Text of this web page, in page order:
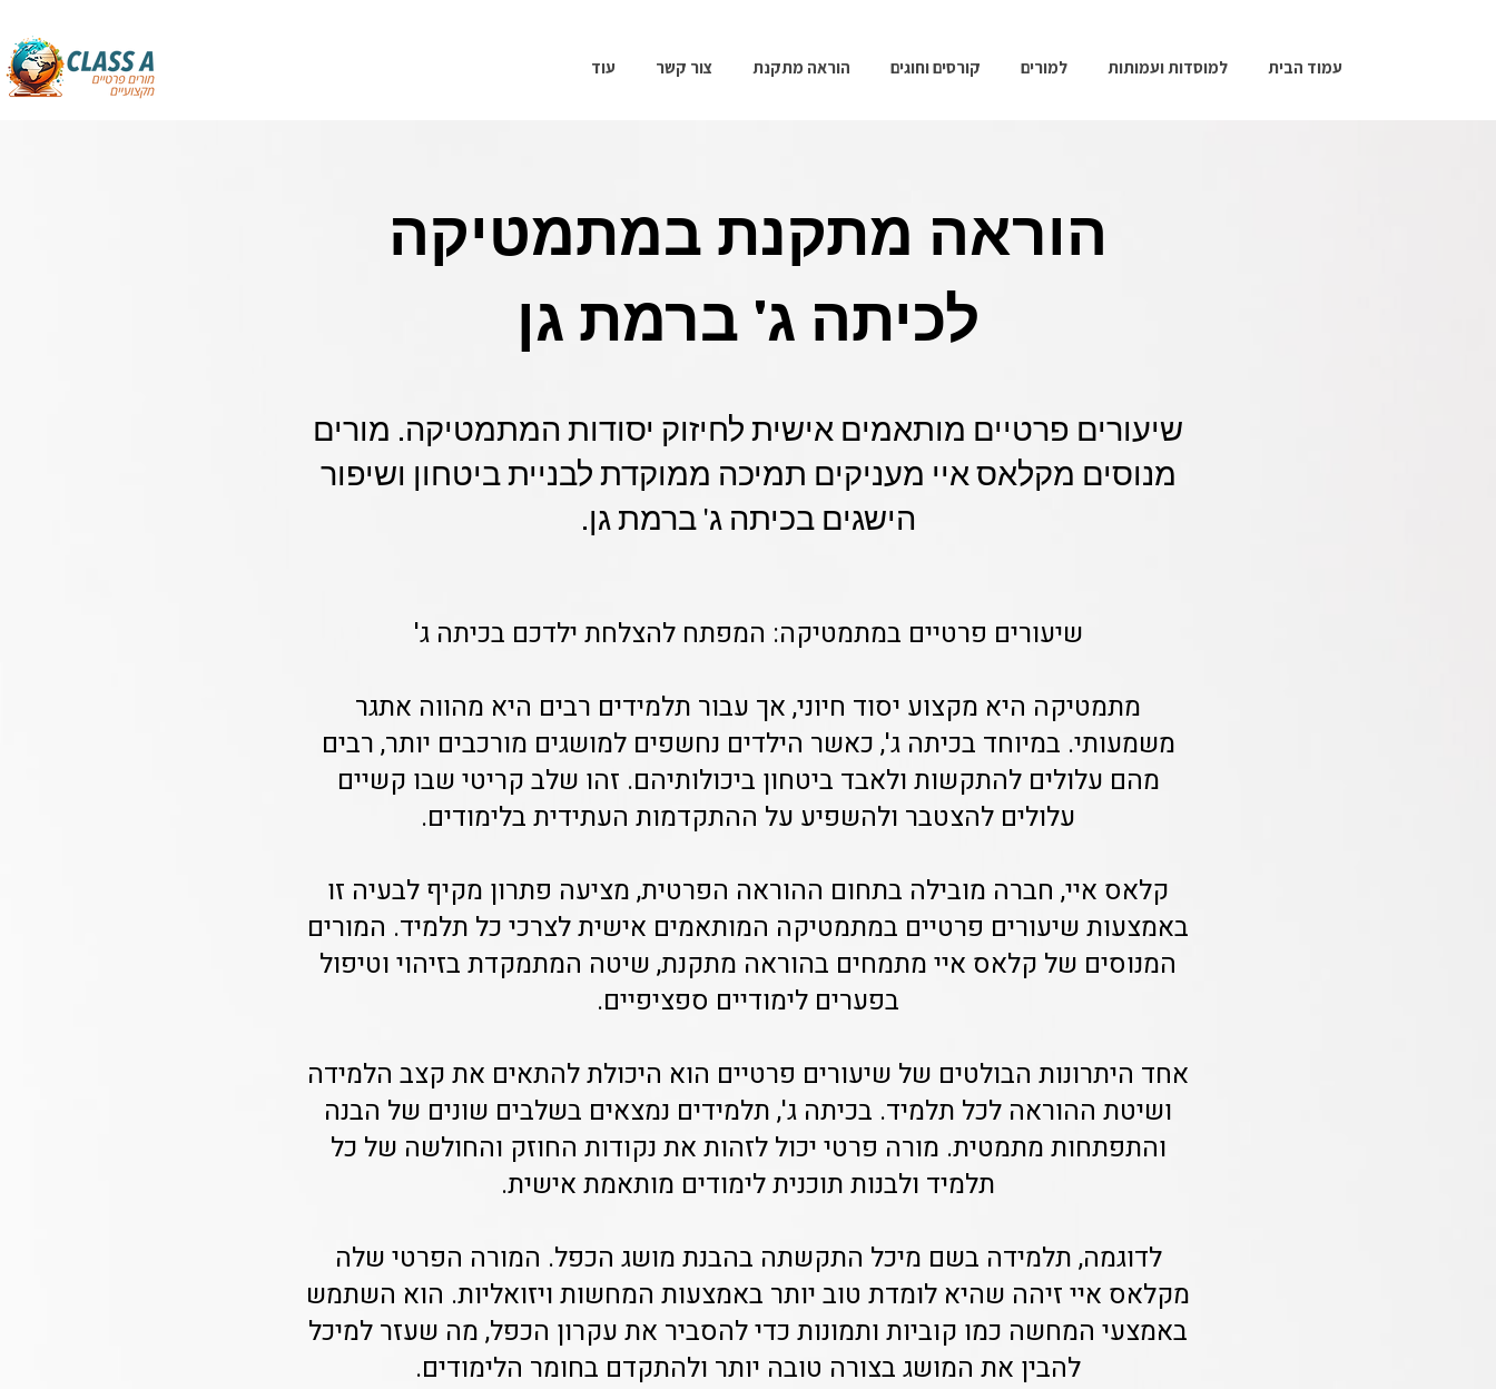
עמוד הבית למוסדות ועמותות למורים קורסים וחוגים הוראה מתקנת צור קשר עוד
הוראה מתקנת במתמטיקה
לכיתה ג' ברמת גן
שיעורים פרטיים מותאמים אישית לחיזוק יסודות המתמטיקה. מורים
מנוסים מקלאס איי מעניקים תמיכה ממוקדת לבניית ביטחון ושיפור
הישגים בכיתה ג' ברמת גן.
שיעורים פרטיים במתמטיקה: המפתח להצלחת ילדכם בכיתה ג'
מתמטיקה היא מקצוע יסוד חיוני, אך עבור תלמידים רבים היא מהווה אתגר
משמעותי. במיוחד בכיתה ג', כאשר הילדים נחשפים למושגים מורכבים יותר, רבים
מהם עלולים להתקשות ולאבד ביטחון ביכולותיהם. זהו שלב קריטי שבו קשיים
עלולים להצטבר ולהשפיע על ההתקדמות העתידית בלימודים.
קלאס איי, חברה מובילה בתחום ההוראה הפרטית, מציעה פתרון מקיף לבעיה זו
באמצעות שיעורים פרטיים במתמטיקה המותאמים אישית לצרכי כל תלמיד. המורים
המנוסים של קלאס איי מתמחים בהוראה מתקנת, שיטה המתמקדת בזיהוי וטיפול
בפערים לימודיים ספציפיים.
אחד היתרונות הבולטים של שיעורים פרטיים הוא היכולת להתאים את קצב הלמידה
ושיטת ההוראה לכל תלמיד. בכיתה ג', תלמידים נמצאים בשלבים שונים של הבנה
והתפתחות מתמטית. מורה פרטי יכול לזהות את נקודות החוזק והחולשה של כל
תלמיד ולבנות תוכנית לימודים מותאמת אישית.
לדוגמה, תלמידה בשם מיכל התקשתה בהבנת מושג הכפל. המורה הפרטי שלה
מקלאס איי זיהה שהיא לומדת טוב יותר באמצעות המחשות ויזואליות. הוא השתמש
באמצעי המחשה כמו קוביות ותמונות כדי להסביר את עקרון הכפל, מה שעזר למיכל
להבין את המושג בצורה טובה יותר ולהתקדם בחומר הלימודים.